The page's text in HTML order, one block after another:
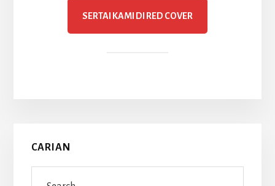
SERTAI KAMI DI RED COVER
Primary
Sidebar
CARIAN